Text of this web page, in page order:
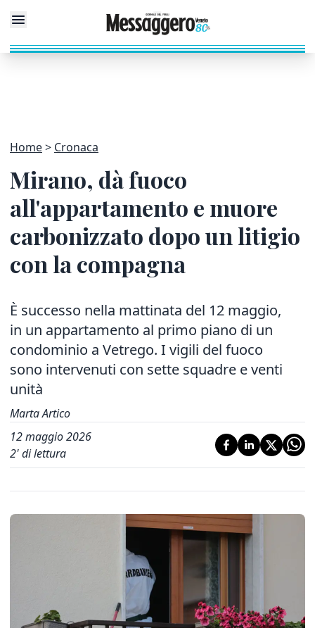
Home Cronaca
Mirano, dà fuoco
all'appartamento e muore
carbonizzato dopo un litigio
con la compagna
È successo nella mattinata del 12 maggio,
in un appartamento al primo piano di un
condominio a Vetrego. I vigili del fuoco
sono intervenuti con sette squadre e venti
unità
Marta Artico
12 maggio 2026
2' di lettura